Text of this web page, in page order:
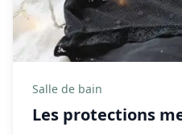
Salle de bain
Les protections